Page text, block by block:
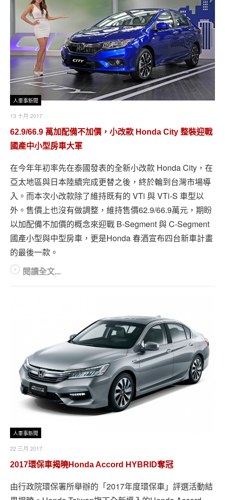
人車事新聞
13 十月 2017
62.9/66.9 萬加配備不加價，小改款 Honda City 整裝迎戰
國產中小型房車大軍
在今年年初率先在泰國發表的全新小改款 Honda City，在
亞太地區與日本陸續完成更替之後，終於輪到台灣市場導
入。而本次小改款除了維持既有的 VTi 與 VTi-S 車型以
外。售價上也沒有做調整，維持售價62.9/66.9萬元，期盼
以加配備不加價的概念來迎戰 B-Segment 與 C-Segment
國產小型與中型房車，更是Honda 春酒宣布四台新車計畫
的最後一款。
閱讀全文...
人車事新聞
22 三月 2017
2017環保車揭曉Honda Accord HYBRID奪冠
由行政院環保署所舉辦的「2017年度環保車」評選活動結